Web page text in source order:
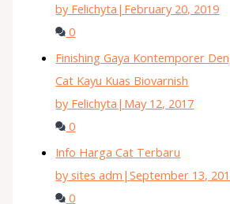
by Felichyta | February 20, 2019
0
Finishing Gaya Kontemporer
Cat Kayu Kuas Biovarnish
by Felichyta | May 12, 2017
0
Info Harga Cat Terbaru
by sites adm |September 13,
0